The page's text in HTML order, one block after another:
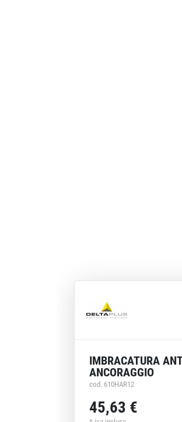
IMBRACATURA
ANCORAGGIO
cod. 610HAR12
45,63 €